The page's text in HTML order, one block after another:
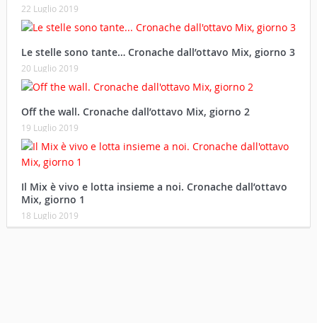
22 Luglio 2019
Le stelle sono tante… Cronache dall’ottavo Mix, giorno 3
20 Luglio 2019
Off the wall. Cronache dall’ottavo Mix, giorno 2
19 Luglio 2019
Il Mix è vivo e lotta insieme a noi. Cronache dall’ottavo
Mix, giorno 1
18 Luglio 2019